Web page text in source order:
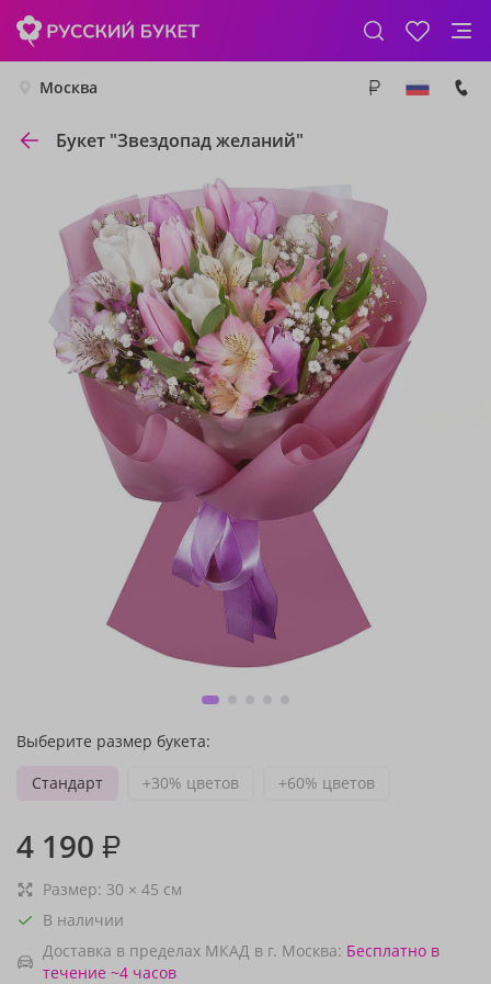
Москва
Букет "Звездопад желаний"
Выберите размер букета:
Стандарт
+30% цветов +60% цветов
4 190 ₽
Размер: 30 × 45 см
В наличии
Доставка в пределах МКАД в г. Москва: Бесплатно в
течение ~4 часов